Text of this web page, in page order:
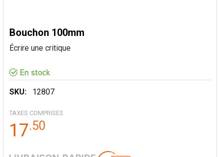
Bouchon 100mm
Écrire une critique
SKU: 12807
TAXES COMPRISES
17.50